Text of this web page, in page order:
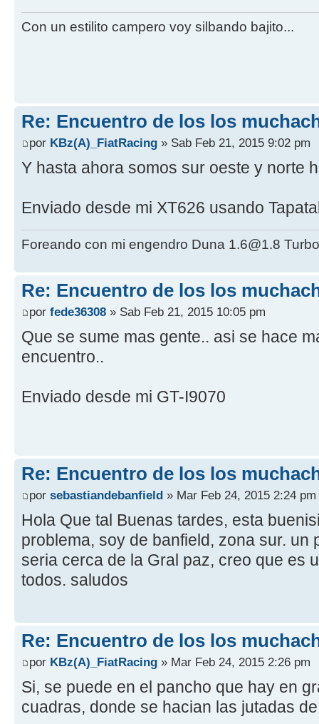
Con un estilito campero voy silbando bajito...
Re: Encuentro de los los
por KBz(A)_FiatRacing » Sab Feb 21, 2015 9:02 pm
Y hasta ahora somos sur oeste y norte
Enviado desde mi XT626 usando
Foreando con mi engendro Duna 1.6@1.8
Re: Encuentro de los los
por fede36308 » Sab Feb 21, 2015 10:05 pm
Que se sume mas gente.. asi se hace
encuentro..
Enviado desde mi GT-I9070
Re: Encuentro de los los
por sebastiandebanfield » Mar Feb 24, 2015 2:24 pm
Hola Que tal Buenas tardes, esta
problema, soy de banfield, zona sur. un
seria cerca de la Gral paz, creo que es
todos. saludos
Re: Encuentro de los los
por KBz(A)_FiatRacing » Mar Feb 24, 2015 2:26 pm
Si, se puede en el pancho que hay en
cuadras, donde se hacian las jutadas